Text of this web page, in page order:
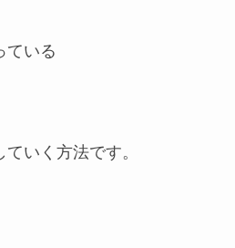
ている
いく方法です。